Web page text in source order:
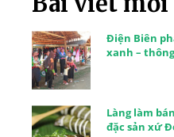
Điện Biên
xanh –
Làng làm
đặc sản xứ